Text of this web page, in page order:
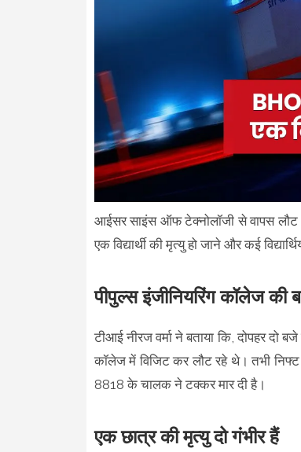
आईसर साइंस ऑफ टेक्नोलॉजी से वापस लौट
एक विद्यार्थी की मृत्यु हो जाने और कई
पीपुल्स इंजीनियरिंग कॉलेज
टीआई नीरज वर्मा ने बताया कि, दोपहर
कॉलेज में विजिट कर लौट रहे थे। तभी
8818 के चालक ने टक्कर मार दी है।
एक छात्र की मृत्यु दो गंभीर हैं